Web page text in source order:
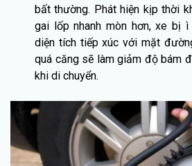
bất thường. Phát hiện kịp thời
gai lốp nhanh mòn hơn, xe bị
diện tích tiếp xúc với mặt
quá căng sẽ làm giảm độ bám
khi di chuyển.